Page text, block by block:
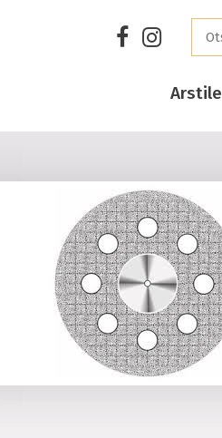
Arstile